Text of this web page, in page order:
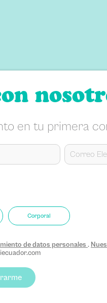
en tu primera
Corporal
de datos personales .